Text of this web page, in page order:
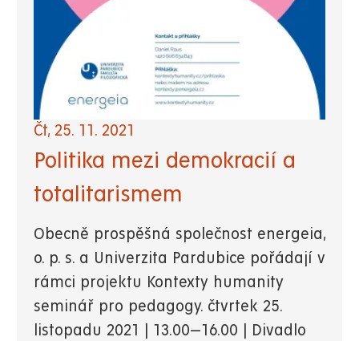
Čt, 25. 11. 2021
Politika mezi demokracií a
totalitarismem
Obecně prospěšná společnost energeia,
o. p. s. a Univerzita Pardubice pořádají v
rámci projektu Kontexty humanity
seminář pro pedagogy. čtvrtek 25.
listopadu 2021 | 13.00—16.00 | Divadlo